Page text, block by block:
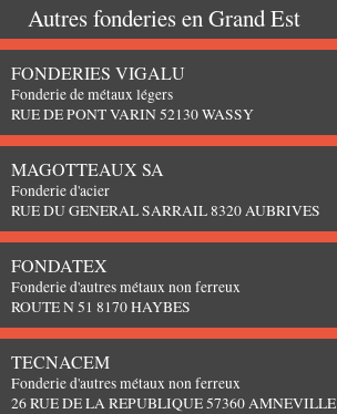
Autres fonderies enGrand Est
FONDERIES VIGALU
Fonderie de métaux légers
RUE DE PONT VARIN 52130 WASSY
MAGOTTEAUX SA
Fonderie d'acier
RUE DU GENERAL SARRAIL 8320 AUBRIVES
FONDATEX
Fonderie d'autres métaux non ferreux
ROUTE N 51 8170 HAYBES
TECNACEM
Fonderie d'autres métaux non ferreux
26 RUE DE LA REPUBLIQUE 57360 AMNEVILLE